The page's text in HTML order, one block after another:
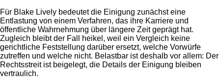
Für Blake Lively bedeutet die Einigung zunächst eine
Entlastung von einem Verfahren, das ihre Karriere und
öffentliche Wahrnehmung über längere Zeit geprägt hat.
Zugleich bleibt der Fall heikel, weil ein Vergleich keine
gerichtliche Feststellung darüber ersetzt, welche Vorwürfe
zutreffen und welche nicht. Belastbar ist deshalb vor allem: Der
Rechtsstreit ist beigelegt, die Details der Einigung bleiben
vertraulich.